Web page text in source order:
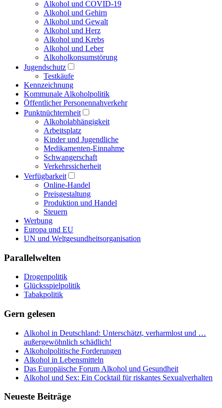
Alkohol und COVID-19
Alkohol und Gehirn
Alkohol und Gewalt
Alkohol und Herz
Alkohol und Krebs
Alkohol und Leber
Alkoholkonsumstörung
Jugendschutz
Testkäufe
Kennzeichnung
Kommunale Alkoholpolitik
Öffentlicher Personennahverkehr
Punktnüchternheit
Alkoholabhängigkeit
Arbeitsplatz
Kinder und Jugendliche
Medikamenten-Einnahme
Schwangerschaft
Verkehrssicherheit
Verfügbarkeit
Online-Handel
Preisgestaltung
Produktion und Handel
Steuern
Werbung
Europa und EU
UN und Weltgesundheitsorganisation
Parallelwelten
Drogenpolitik
Glücksspielpolitik
Tabakpolitik
Gern gelesen
Alkohol in Deutschland: Unterschätzt, verharmlost und …
außergewöhnlich schädlich!
Alkoholpolitische Forderungen
Alkohol in Lebensmitteln
Das Europäische Forum Alkohol und Gesundheit
Alkohol und Sex: Ein Cocktail für riskantes Sexualverhalten
Neueste Beiträge